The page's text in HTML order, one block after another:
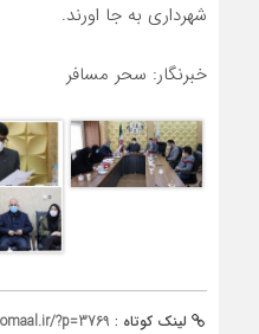
شهرداری به جا اورند.
خبرنگار: سحر مسافر
لینک کوتاه : ?p=3769